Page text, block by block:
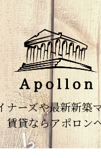
ナーズや最新新築
賃貸ならアポロン